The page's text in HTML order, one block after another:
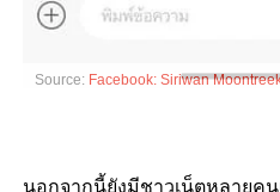
Source: Facebook: Siriwan
นอกจากนี้ยังมีชาวเน็ตหลายค